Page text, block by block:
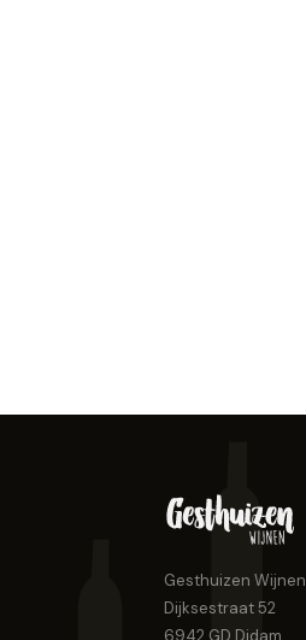
Gesthuizen Wijnen
Dijksestraat 52
6942 GD Didam